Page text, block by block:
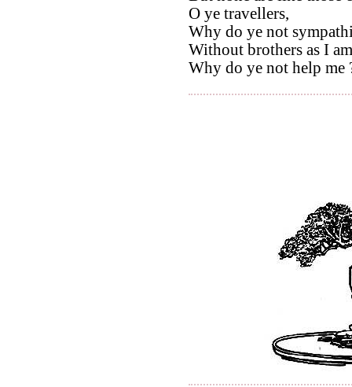
O ye travellers,
Why do ye not
Without brothers as I
Why do ye not help me